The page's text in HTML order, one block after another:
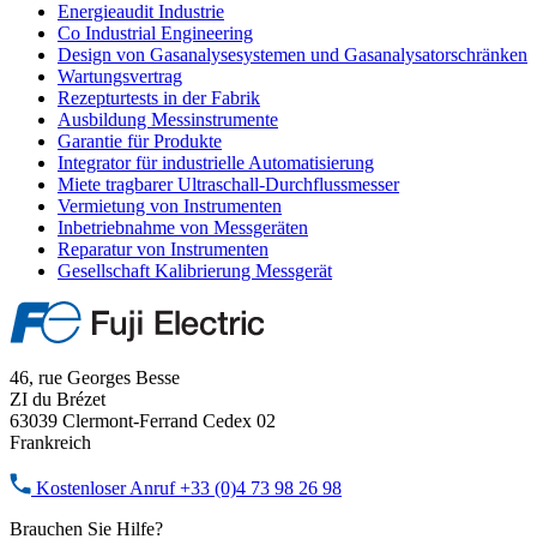
Energieaudit Industrie
Co Industrial Engineering
Design von Gasanalysesystemen und Gasanalysatorschränken
Wartungsvertrag
Rezepturtests in der Fabrik
Ausbildung Messinstrumente
Garantie für Produkte
Integrator für industrielle Automatisierung
Miete tragbarer Ultraschall-Durchflussmesser
Vermietung von Instrumenten
Inbetriebnahme von Messgeräten
Reparatur von Instrumenten
Gesellschaft Kalibrierung Messgerät
46, rue Georges Besse
ZI du Brézet
63039 Clermont-Ferrand Cedex 02
Frankreich
Kostenloser Anruf+33 (0)4 73 98 26 98
Brauchen Sie Hilfe?